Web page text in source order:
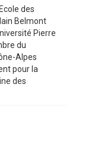
des
Belmont
Pierre
du
Alpes
pour la
des